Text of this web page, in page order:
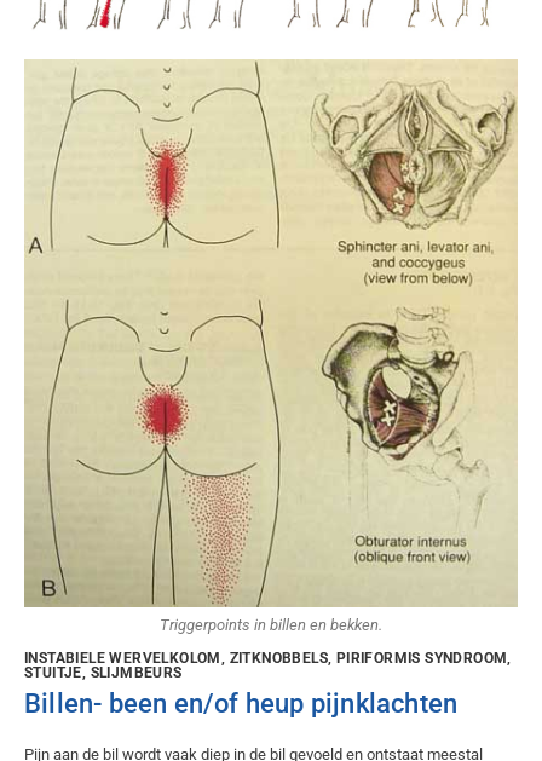
Triggerpoints in billen en bekken.
INSTABIELE WERVELKOLOM, ZITKNOBBELS, PIRIFORMIS SYNDROOM,
STUITJE, SLIJMBEURS
Billen- been en/of heup pijnklachten
Pijn aan de bil wordt vaak diep in de bil gevoeld en ontstaat meestal